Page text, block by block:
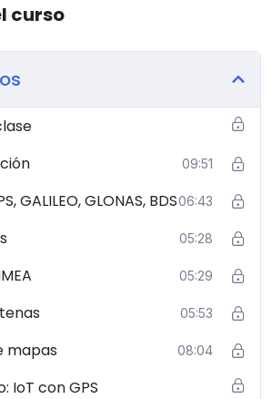
curso
09:51
GALILEO, GLONAS, BDS06:43
05:28
05:29
05:53
mapas 08:04
IoT con GPS